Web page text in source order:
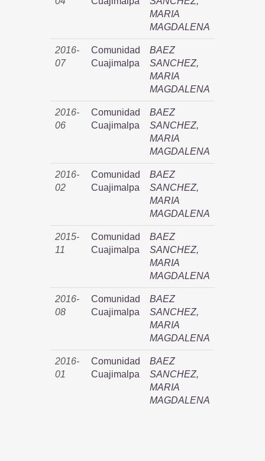
MARIA
MAGDALENA
2016-
07
Comunidad
Cuajimalpa
BAEZ
SANCHEZ,
MARIA
MAGDALENA
2016-
06
Comunidad
Cuajimalpa
BAEZ
SANCHEZ,
MARIA
MAGDALENA
2016-
02
Comunidad
Cuajimalpa
BAEZ
SANCHEZ,
MARIA
MAGDALENA
2015-
11
Comunidad
Cuajimalpa
BAEZ
SANCHEZ,
MARIA
MAGDALENA
2016-
08
Comunidad
Cuajimalpa
BAEZ
SANCHEZ,
MARIA
MAGDALENA
2016-
01
Comunidad
Cuajimalpa
BAEZ
SANCHEZ,
MARIA
MAGDALENA